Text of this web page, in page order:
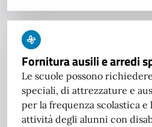
Fornitura ausili e arredi
Le scuole possono
speciali, di attrezzature e
per la frequenza scolastica
attività degli alunni con